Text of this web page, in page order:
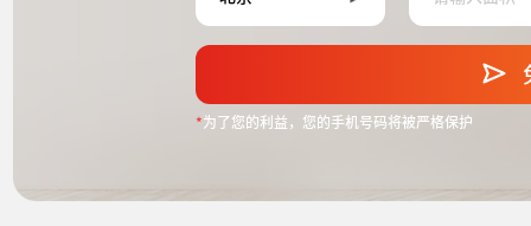
*为了您的利益，您的手机号码将被严格保护